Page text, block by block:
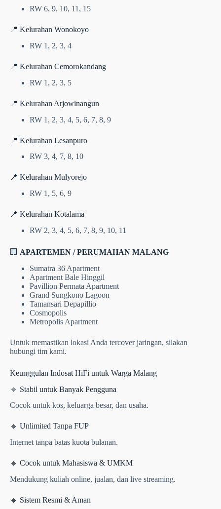
RW 6, 9, 10, 11, 15
📍 Kelurahan Wonokoyo
RW 1, 2, 3, 4
📍 Kelurahan Cemorokandang
RW 1, 2, 3, 5
📍 Kelurahan Arjowinangun
RW 1, 2, 3, 4, 5, 6, 7, 8, 9
📍 Kelurahan Lesanpuro
RW 3, 4, 7, 8, 10
📍 Kelurahan Mulyorejo
RW 1, 5, 6, 9
📍 Kelurahan Kotalama
RW 2, 3, 4, 5, 6, 7, 8, 9, 10, 11
🏢 APARTEMEN / PERUMAHAN MALANG
Sumatra 36 Apartment
Apartment Bale Hinggil
Pavillion Permata Apartment
Grand Sungkono Lagoon
Tamansari Depapillio
Cosmopolis
Metropolis Apartment
Untuk memastikan lokasi Anda tercover jaringan, silakan
hubungi tim kami.
Keunggulan Indosat HiFi untuk Warga Malang
🔹 Stabil untuk Banyak Pengguna
Cocok untuk kos, keluarga besar, dan usaha.
🔹 Unlimited Tanpa FUP
Internet tanpa batas kuota bulanan.
🔹 Cocok untuk Mahasiswa & UMKM
Mendukung kuliah online, jualan, dan live streaming.
🔹 Sistem Resmi & Aman